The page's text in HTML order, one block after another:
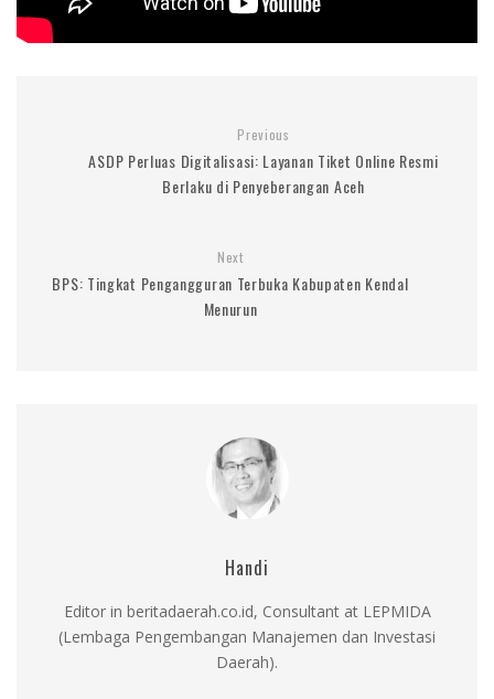
Previous
ASDP Perluas Digitalisasi: Layanan Tiket Online Resmi
Berlaku di Penyeberangan Aceh
Next
BPS: Tingkat Pengangguran Terbuka Kabupaten Kendal
Menurun
Handi
Editor in beritadaerah.co.id, Consultant at LEPMIDA
(Lembaga Pengembangan Manajemen dan Investasi
Daerah).